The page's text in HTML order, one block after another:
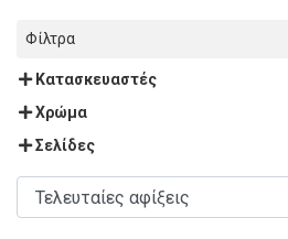
Φίλτρα
Κατασκευαστές
Χρώμα
Σελίδες